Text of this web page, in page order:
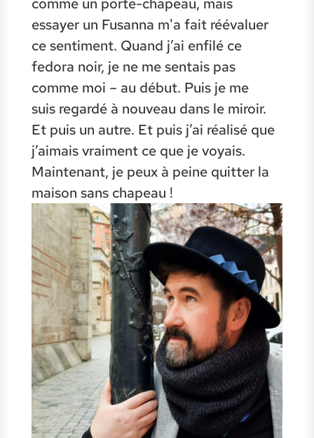
essayer un Fusanna m'a fait réévaluer
ce sentiment. Quand j’ai enfilé ce
fedora noir, je ne me sentais pas
comme moi – au début. Puis je me
suis regardé à nouveau dans le miroir.
Et puis un autre. Et puis j’ai réalisé que
j’aimais vraiment ce que je voyais.
Maintenant, je peux à peine quitter la
maison sans chapeau !